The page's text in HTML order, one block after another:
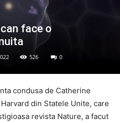
face o
526 0
condusa de Catherine
din Statele Unite, care
revista Nature, a facut